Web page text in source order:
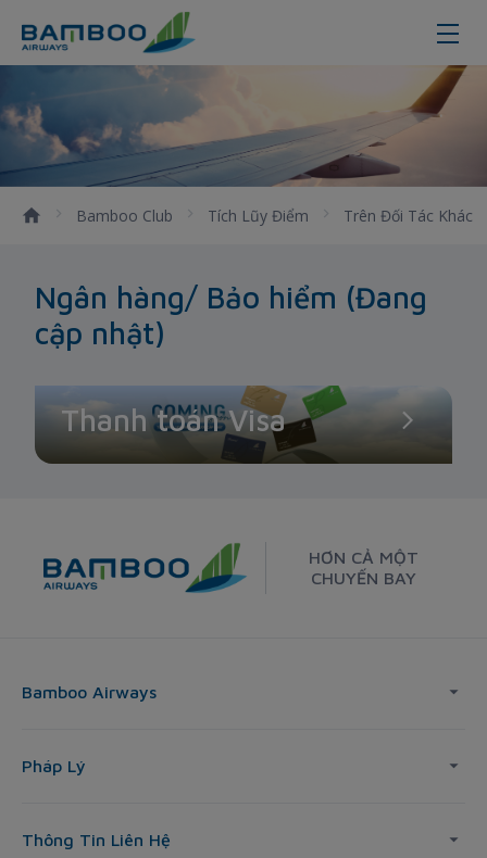
Ngân hàng/ Bảo hiểm
Bamboo Club Tích Lũy Điểm Trên Đối Tác Khác
Ngân hàng/ Bảo hiểm (Đang
cập nhật)
Thanh toán Visa
HƠN CẢ MỘT
CHUYẾN BAY
Bamboo Airways
Pháp Lý
Thông Tin Liên Hệ